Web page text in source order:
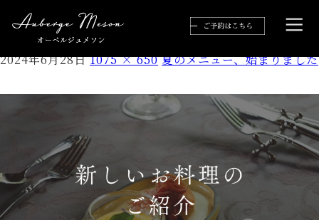
お知らせ欄トップ
2024年6月28日 1075 × 650 夏のメニュー、始まりました